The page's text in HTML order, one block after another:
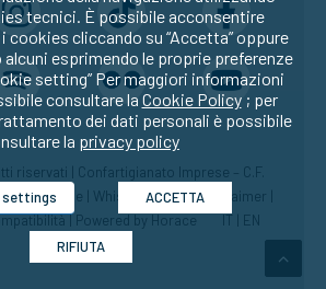
riservati | Confartigianato Imprese – C.F.
|Cookie Whistleblowing|Disclaimer
| Powered by Horace IT EN
tecnici. È possibile acconsentire
cookies cliccando su “Accetta” oppure
esprimendo le proprie preferenze
setting” Per maggiori informazioni
consultare la Cookie Policy; per
dei dati personali è possibile
la privacy policy
settings ACCETTA
RIFIUTA